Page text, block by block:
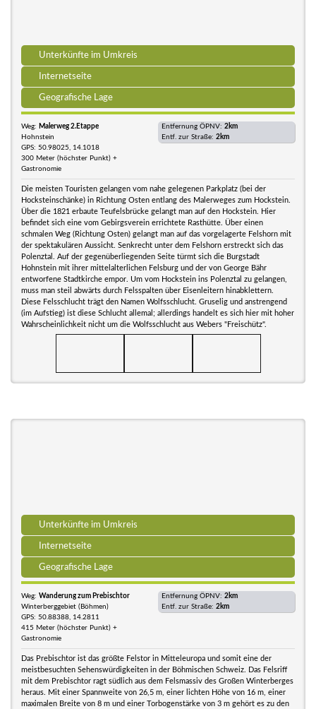
Unterkünfte im Umkreis
Internetseite
Geografische Lage
Weg: Malerweg 2.Etappe
Hohnstein
GPS: 50.98025, 14.1018
300 Meter (höchster Punkt) +
Gastronomie
Entfernung ÖPNV: 2km
Entf. zur Straße: 2km
Die meisten Touristen gelangen vom nahe gelegenen Parkplatz (bei der
Hocksteinschänke) in Richtung Osten entlang des Malerweges zum Hockstein.
Über die 1821 erbaute Teufelsbrücke gelangt man auf den Hockstein. Hier
befindet sich eine vom Gebirgsverein errichtete Rasthütte. Über einen
schmalen Weg (Richtung Osten) gelangt man auf das vorgelagerte Felshorn mit
der spektakulären Aussicht. Senkrecht unter dem Felshorn erstreckt sich das
Polenztal. Auf der gegenüberliegenden Seite türmt sich die Burgstadt
Hohnstein mit ihrer mittelalterlichen Felsburg und der von George Bähr
entworfene Stadtkirche empor. Um vom Hockstein ins Polenztal zu gelangen,
muss man steil abwärts durch Felsspalten über Eisenleitern hinabklettern.
Diese Felsschlucht trägt den Namen Wolfsschlucht. Gruselig und anstrengend
(im Aufstieg) ist diese Schlucht allemal; allerdings handelt es sich hier mit hoher
Wahrscheinlichkeit nicht um die Wolfsschlucht aus Webers "Freischütz".
Unterkünfte im Umkreis
Internetseite
Geografische Lage
Weg: Wanderung zum Prebischtor
Winterberggebiet (Böhmen)
GPS: 50.88388, 14.2811
415 Meter (höchster Punkt) +
Gastronomie
Entfernung ÖPNV: 2km
Entf. zur Straße: 2km
Das Prebischtor ist das größte Felstor in Mitteleuropa und somit eine der
meistbesuchten Sehenswürdigkeiten in der Böhmischen Schweiz. Das Felsriff
mit dem Prebischtor ragt südlich aus dem Felsmassiv des Großen Winterberges
heraus. Mit einer Spannweite von 26,5 m, einer lichten Höhe von 16 m, einer
maximalen Breite von 8 m und einer Torbogenstärke von 3 m gehört es zu den